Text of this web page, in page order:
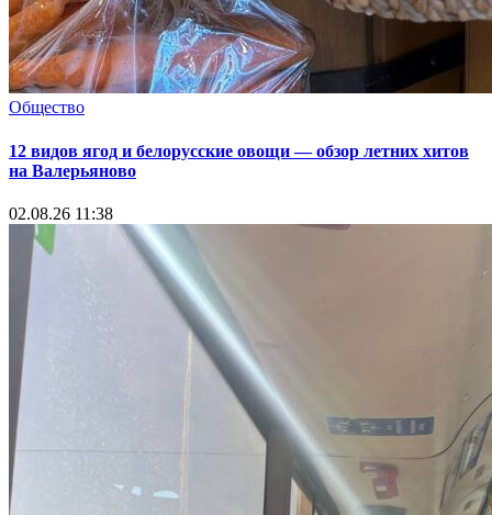
Общество
12 видов ягод и белорусские овощи — обзор летних хитов
на Валерьяново
02.08.26 11:38